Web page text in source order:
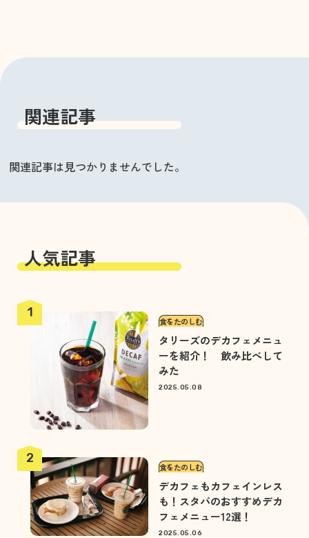
関連記事
関連記事は見つかりませんでした。
人気記事
食をたのしむ
タリーズのデカフェメニュ
ーを紹介！ 飲み比べして
みた
2025.05.08
食をたのしむ
デカフェもカフェインレス
も！スタバのおすすめデカ
フェメニュー12選！
2025.05.06